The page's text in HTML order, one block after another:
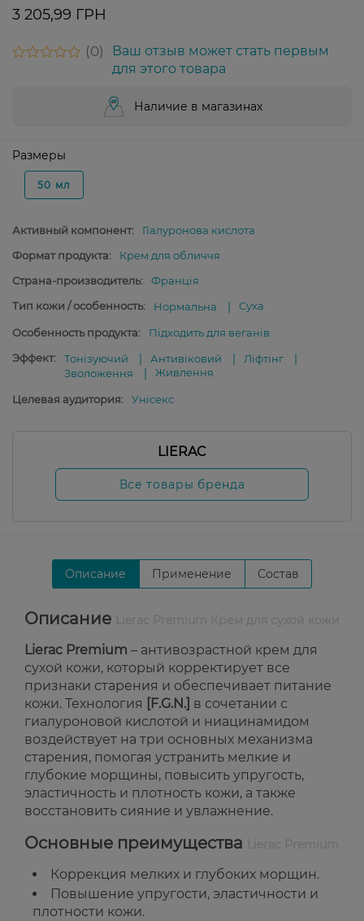
3 205,99 ГРН
0
Ваш отзыв может стать первым
для этого товара
Наличие в магазинах
Размеры
50 мл
Активный компонент:
Гіалуронова кислота
Формат продукта:
Крем для обличчя
Страна-производитель:
Франція
Тип кожи / особенность:
Нормальна Суха
Особенность продукта:
Підходить для веганів
Эффект:
Тонізуючий Антивіковий
Ліфтінг
Зволоження
Живлення
Целевая аудитория: Унісекс
LIERAC
Все товары бренда
Описание Применение Состав
Описание
Lierac Premium – антивозрастной крем для
сухой кожи, который корректирует все
признаки старения и обеспечивает питание
кожи. Технология
[F.G.N.] в сочетании с
гиалуроновой кислотой и ниацинамидом
воздействует на три основных механизма
старения, помогая устранить мелкие и
глубокие морщины, повысить упругость,
эластичность и плотность кожи, а также
восстановить сияние и увлажнение.
Основные преимущества
Коррекция мелких и глубоких морщин.
Повышение упругости, эластичности и
плотности кожи.